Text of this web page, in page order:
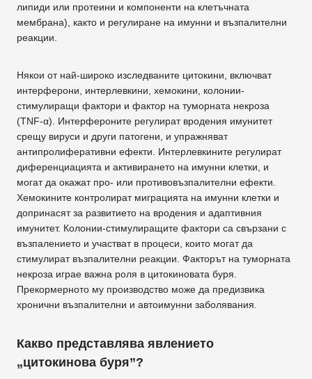
липиди или протеини и компоненти на клетъчната
мембрана), както и регулиране на имунни и възпалителни
реакции.
Някои от най-широко изследваните цитокини, включват
интерферони, интерлевкини, хемокини, колонии-
стимулиращи фактори и фактор на туморната некроза
(TNF-α). Интерфероните регулират вродения имунитет
срещу вируси и други патогени, и упражняват
антипролиферативни ефекти. Интерлевкините регулират
диференциацията и активирането на имунни клетки, и
могат да окажат про- или противовъзпалителни ефекти.
Хемокините контролират миграцията на имунни клетки и
допринасят за развитието на вродения и адаптивния
имунитет. Колонии-стимулиращите фактори са свързани с
възпалението и участват в процеси, които могат да
стимулират възпалителни реакции. Факторът на туморната
некроза играе важна роля в цитокиновата буря.
Прекормерното му производство може да предизвика
хронични възпалителни и автоимунни заболявания.
Какво представлява явлението
„цитокинова буря”?